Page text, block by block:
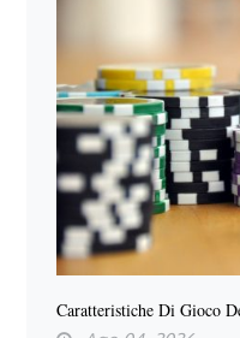
Caratteristiche Di Gioco